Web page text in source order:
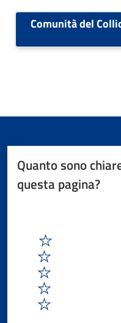
Comunità del
Quanto sono
questa pagina?
1
2
3
4
5